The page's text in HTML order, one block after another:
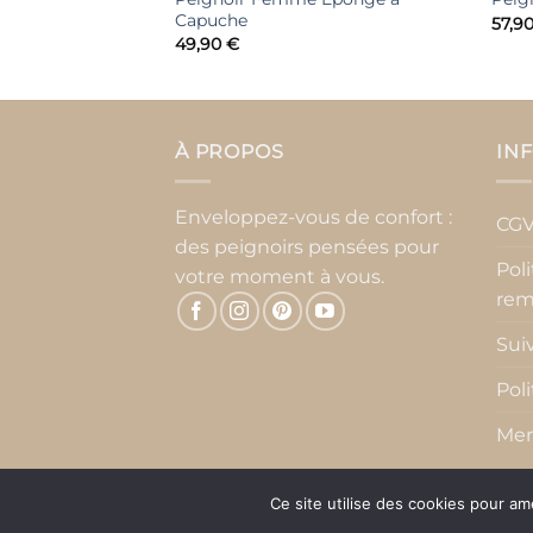
Capuche
49,90€
À PROPOS
Enveloppez-vous de confort :
des peignoirs pensées pour
votre moment à vous.
Copyright 2026 © Atelierdupeignoir.fr
Ce site utilise des cookies pour